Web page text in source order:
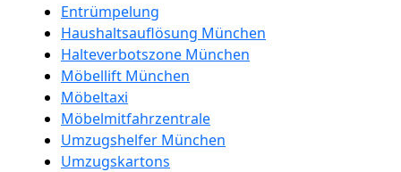
Entrümpelung
Haushaltsauflösung München
Halteverbotszone München
Möbellift München
Möbeltaxi
Möbelmitfahrzentrale
Umzugshelfer München
Umzugskartons